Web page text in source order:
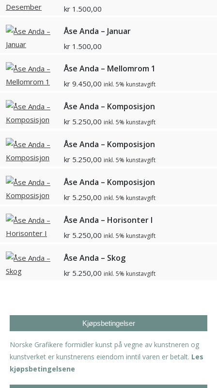
kr 1.500,00
Åse Anda – Januar
kr 1.500,00
Åse Anda – Mellomrom 1
kr 9.450,00 inkl. 5% kunstavgift
Åse Anda – Komposisjon
kr 5.250,00 inkl. 5% kunstavgift
Åse Anda – Komposisjon
kr 5.250,00 inkl. 5% kunstavgift
Åse Anda – Komposisjon
kr 5.250,00 inkl. 5% kunstavgift
Åse Anda – Horisonter I
kr 5.250,00 inkl. 5% kunstavgift
Åse Anda – Skog
kr 5.250,00 inkl. 5% kunstavgift
Kjøpsbetingelser
Norske Grafikere formidler kunst på vegne av kunstneren og
kunstverket er kunstnerens eiendom inntil varen er betalt. Les
kjøpsbetingelsene